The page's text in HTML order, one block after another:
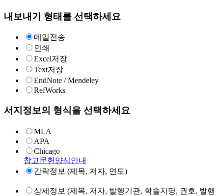
내보내기 형태를 선택하세요
메일전송
인쇄
Excel저장
Text저장
EndNote / Mendeley
RefWorks
서지정보의 형식을 선택하세요
MLA
APA
Chicago
참고문헌양식안내
간략정보 (제목, 저자, 연도)
상세정보 (제목, 저자, 발행기관, 학술지명, 권호, 발행